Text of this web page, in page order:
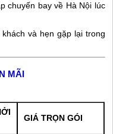
chuyến bay về Hà Nội lúc
và hẹn gặp lại trong
MÃI
GIÁ TRỌN GÓI